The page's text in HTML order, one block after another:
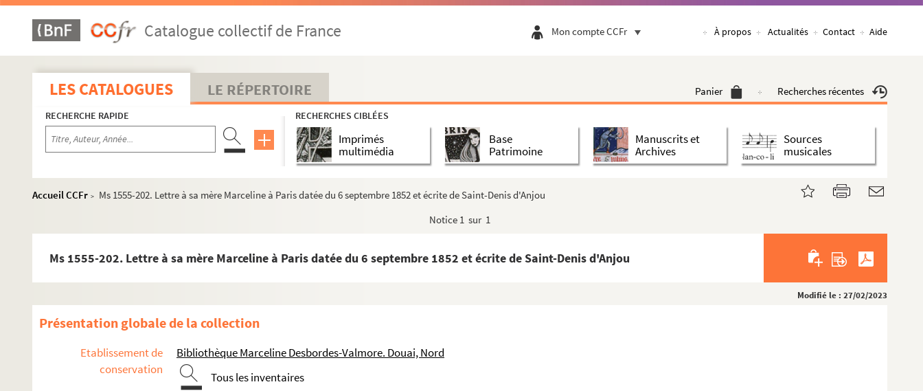
Catalogue collectif de France Mon compte CCFr À propos Actualités Contact Aide
LES CATALOGUES LE RÉPERTOIRE Panier Recherches récentes
RECHERCHE RAPIDE RECHERCHES CIBLÉES
Imprimés
multimédia
Base
Patrimoine
Manuscrits et
Archives
Sources
musicales
Accueil CCFr >
Ms 1555-202. Lettre à sa mère Marceline à Paris datée du 6 septembre 1852 et écrite de Saint-Denis d'Anjou
Notice 1 sur 1
Ms 1555-202. Lettre à sa mère Marceline à Paris datée du 6 septembre 1852 et écrite de Saint-Denis d'Anjou
Modifié le : 27/02/2023
Présentation globale de la collection
Etablissement de
conservation
Bibliothèque Marceline Desbordes-Valmore. Douai, Nord
Tous les inventaires
Ms 1555-175. Lettre à sa mère Marceline à Paris, datée du 17 juillet 1852
Ms 1555-176. Lettre à sa mère Marceline à Paris datée de 1846
Ms 1555-177. Lettre à sa mère Marceline à Paris datée de 1846
Ms 1555-178. Lettre à sa mère Marceline à Paris, sans date
Ms 1555-179. Lettre à sa mère Marceline à Paris, sans date
Ms 1555-180. Lettre à sa mère Marceline à Paris
Ms 1555-181. Lettre à sa mère Marceline à Paris, sans date
Ms 1555-185. Lettre à sa mère Marceline à Paris, datée du 8 septembre 1844 et écrite de Tarare
Ms 1555-188. Lettre à sa mère Marceline à Paris, datée du 15 avril 1851 et écrite de Saint-Denis d'Anjou
Ms 1555-190. Lettre à sa mère Marceline datée de 1852
Ms 1555-191. Lettre à sa mère Marceline , sans lieu ni date